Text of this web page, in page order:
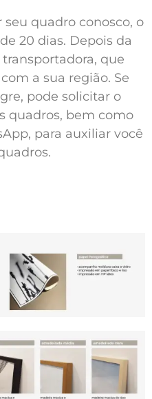
quadro conosco, o
20 dias. Depois da
que
a sua região. Se
pode solicitar o
quadros, bem como
para auxiliar você